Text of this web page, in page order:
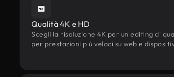
Qualità 4K e HD
Scegli la risoluzione 4K per un editing di
per prestazioni più veloci su web e